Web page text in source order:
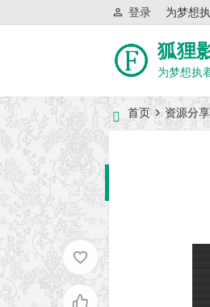
为梦想
登录
狐狸
为梦想执
首页 资源分享